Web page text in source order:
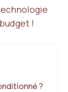
!
?